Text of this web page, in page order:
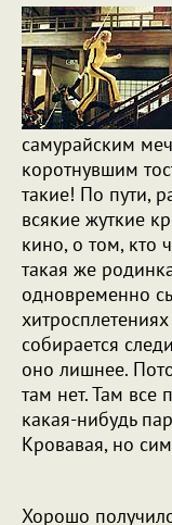
самурайским
коротнувшим
такие! По пути,
всякие жуткие
кино, о том, кто
такая же
одновременно
собирается
оно лишнее.
там нет. Там все
какая-нибудь
Кровавая, но
Хорошо